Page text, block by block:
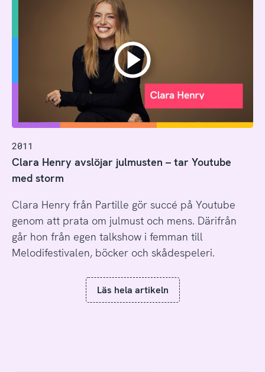
2011
Clara Henry avslöjar julmusten – tar Youtube
med storm
Clara Henry från Partille gör succé på Youtube
genom att prata om julmust och mens. Därifrån
går hon från egen talkshow i femman till
Melodifestivalen, böcker och skådespeleri.
Läs hela artikeln